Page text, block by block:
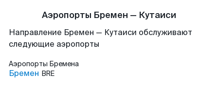
Аэропорты Бремен — Кутаиси
Направление Бремен — Кутаиси обслуживают
следующие аэропорты
Аэропорты Бремена
Бремен BRE